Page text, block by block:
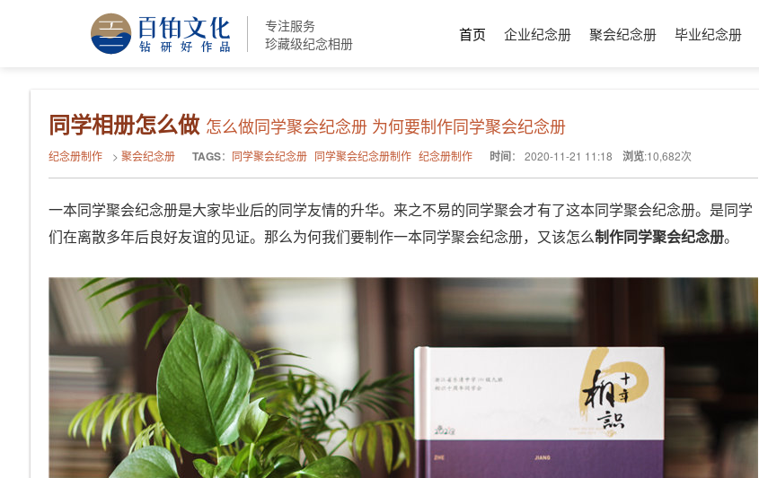
专注服务
珍藏级纪念相册
首页 企业纪念册 聚会纪念册 毕业纪念册
同学相册怎么做 怎么做同学聚会纪念册 为何要制作同学聚会纪念册
纪念册制作 > 聚会纪念册 TAGS： 同学聚会纪念册 同学聚会纪念册制作 纪念册制作 时间： 2020-11-21 11:18 浏览:10,682次
一本同学聚会纪念册是大家毕业后的同学友情的升华。来之不易的同学聚会才有了这本同学聚会纪念册。是同学
们在离散多年后良好友谊的见证。那么为何我们要制作一本同学聚会纪念册，又该怎么制作同学聚会纪念册。